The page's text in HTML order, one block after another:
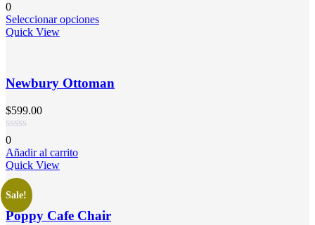
0
Seleccionar opciones
Quick View
Newbury Ottoman
$599.00
0
Añadir al carrito
Quick View
Sale!
Poppy Cafe Chair